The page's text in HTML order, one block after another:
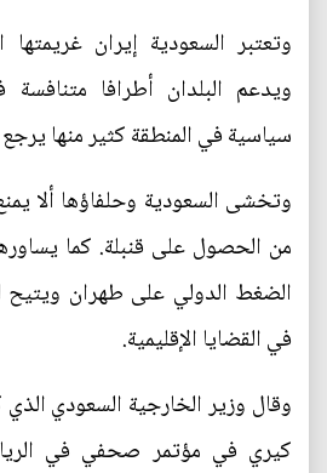
وتعتبر السعودية إيران
ويدعم البلدان أطرافا
سياسية في المنطقة كثير منها
وتخشى السعودية وحلفاؤها ألا
من الحصول على قنبلة. كما
الضغط الدولي على طهران ويتيح
في القضايا الإقليمية.
وقال وزير الخارجية السعودي
كيري في مؤتمر صحفي في